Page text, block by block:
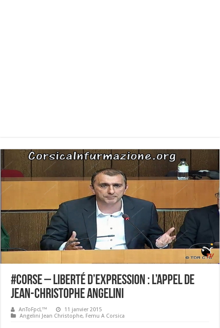
#corse – Liberté d’expression : l’appel de
Jean-Christophe Angelini
AnToFpcL™
11 janvier 2015
Angelini Jean Christophe, Femu A Corsica